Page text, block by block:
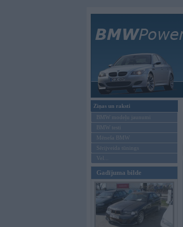
Ziņas un raksti
BMW modeļu jaunumi
BMW testi
Mēneša BMW
Sērijveida tūnings
Vel...
Gadījuma bilde